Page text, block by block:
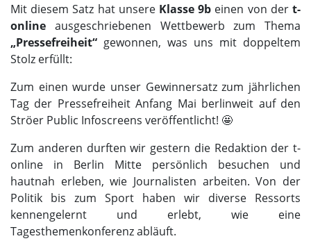
Mit diesem Satz hat unsere Klasse 9b einen von dert-
online ausgeschriebenen Wettbewerb zum Thema
„Pressefreiheit“ gewonnen, was uns mit doppeltem
Stolz erfüllt:
Zum einen wurde unser Gewinnersatz zum jährlichen
Tag der Pressefreiheit Anfang Mai berlinweit auf den
Ströer Public Infoscreens veröffentlicht! 🤩
Zum anderen durften wir gestern die Redaktion der t-
online in Berlin Mitte persönlich besuchen und
hautnah erleben, wie Journalisten arbeiten. Von der
Politik bis zum Sport haben wir diverse Ressorts
kennengelernt und erlebt, wie eine
Tagesthemenkonferenz abläuft.